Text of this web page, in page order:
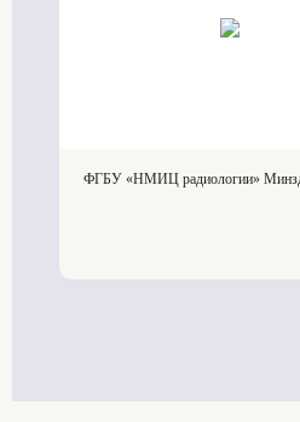
ФГБУ «НМИЦ радиологии»